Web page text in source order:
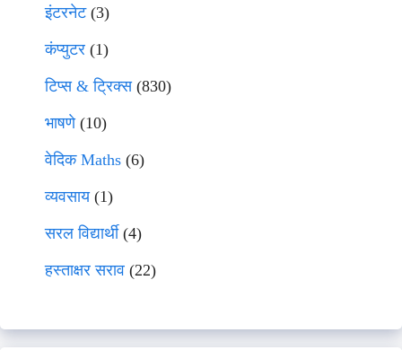
इंटरनेट(3)
कंप्युटर (1)
टिप्स & ट्रिक्स(830)
भाषणे(10)
वेदिक Maths (6)
व्यवसाय(1)
सरल विद्यार्थी(4)
हस्ताक्षर सराव (22)